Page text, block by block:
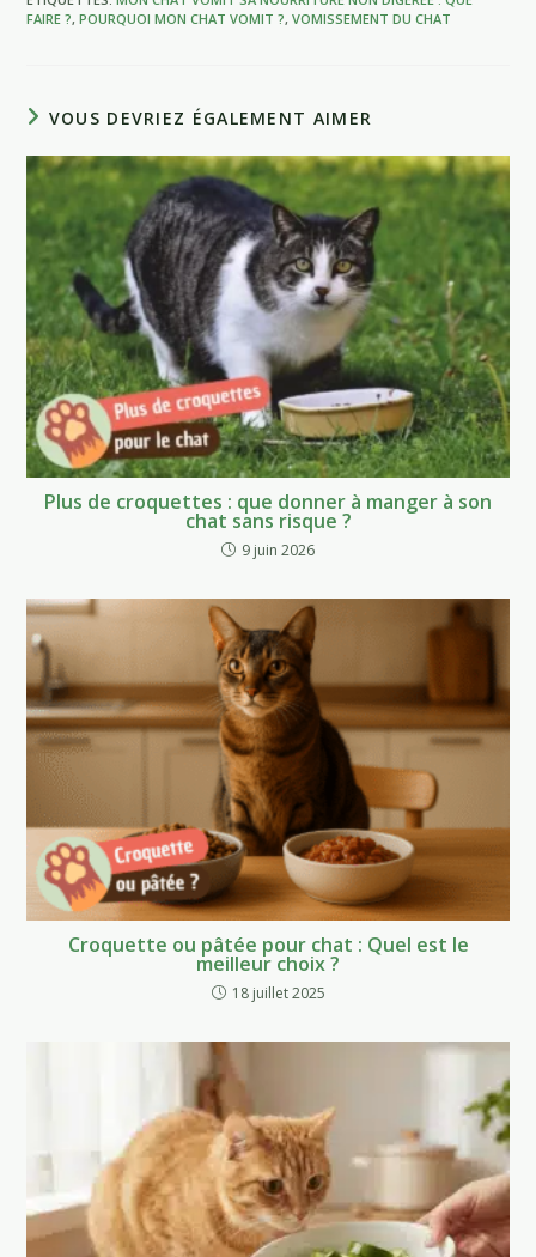
FAIRE ?, POURQUOI MON CHAT VOMIT ?, VOMISSEMENT DU CHAT
VOUS DEVRIEZ ÉGALEMENT AIMER
Plus de croquettes : que donner à manger à son
chat sans risque ?
9 juin 2026
Croquette ou pâtée pour chat : Quel est le
meilleur choix ?
18 juillet 2025